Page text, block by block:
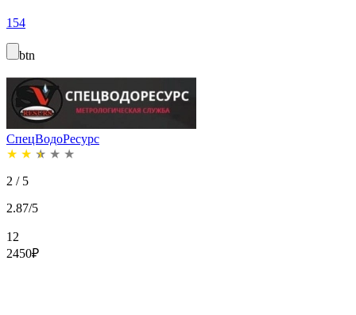
154
btn
СпецВодоРесурс
★ ★ ★ ★ ★
2 / 5
2.87/5
12
2450₽